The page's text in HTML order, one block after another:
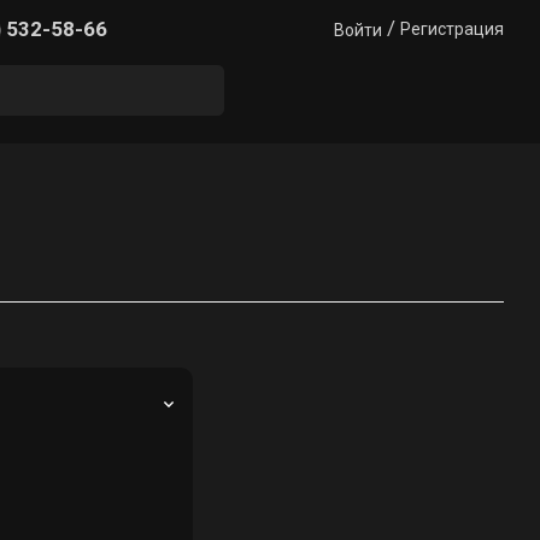
532-58-66 Войти / Регистрация